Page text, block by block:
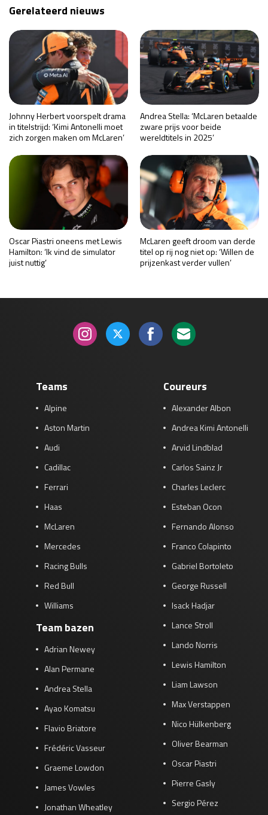
Gerelateerd nieuws
Johnny Herbert voorspelt drama
in titelstrijd: ‘Kimi Antonelli moet
zich zorgen maken om McLaren’
Andrea Stella: ‘McLaren betaalde
zware prijs voor beide
wereldtitels in 2025’
Oscar Piastri oneens met Lewis
Hamilton: ‘Ik vind de simulator
juist nuttig’
McLaren geeft droom van derde
titel op rij nog niet op: ‘Willen de
prijzenkast verder vullen’
Teams
Alpine
Aston Martin
Audi
Cadillac
Ferrari
Haas
McLaren
Mercedes
Racing Bulls
Red Bull
Williams
Team bazen
Adrian Newey
Alan Permane
Andrea Stella
Ayao Komatsu
Flavio Briatore
Frédéric Vasseur
Graeme Lowdon
James Vowles
Jonathan Wheatley
Coureurs
Alexander Albon
Andrea Kimi Antonelli
Arvid Lindblad
Carlos Sainz Jr
Charles Leclerc
Esteban Ocon
Fernando Alonso
Franco Colapinto
Gabriel Bortoleto
George Russell
Isack Hadjar
Lance Stroll
Lando Norris
Lewis Hamilton
Liam Lawson
Max Verstappen
Nico Hülkenberg
Oliver Bearman
Oscar Piastri
Pierre Gasly
Sergio Pérez